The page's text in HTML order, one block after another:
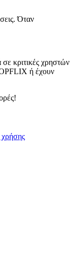
Όταν
κριτικές χρηστών
ή έχουν